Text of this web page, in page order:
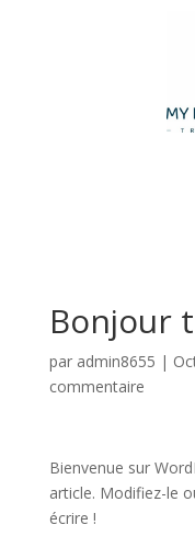
Bonjour
par admin8655 |
commentaire
Bienvenue sur
article. Modifiez-le
écrire !